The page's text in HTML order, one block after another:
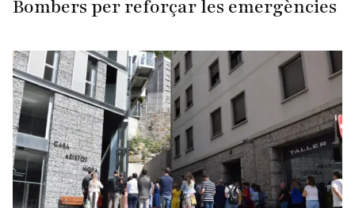
Bombers per reforçar les emergències